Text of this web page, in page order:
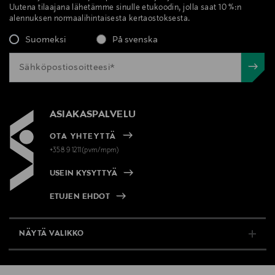
Avainsanat
Uutena tilaajana lähetämme sinulle etukoodin, jolla saat 10 %:n
alennuksen normaalihintaisesta kertaostoksesta.
Suomeksi På svenska
ASIAKASPALVELU
OTA YHTEYTTÄ
+358 9 1211(pvm/mpm)
USEIN KYSYTTYÄ
ETUJEN EHDOT
NÄYTÄ VALIKKO